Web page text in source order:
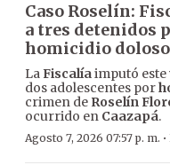
Caso Roselín:
a tres detenidos
homicidio doloso
LaFiscalíaimputó este
dos adolescentes por
crimen de Roselín
ocurrido en Caazapá.
Agosto 7, 2026 07:57 p. m. ·